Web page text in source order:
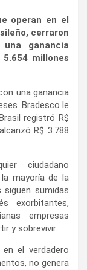
operan en el
cerraron
ganancia
millones
una ganancia
Bradesco le
registró R$
R$ 3.788
ciudadano
mayoría de la
siguen sumidas
exorbitantes,
empresas
y sobrevivir.
el verdadero
no genera